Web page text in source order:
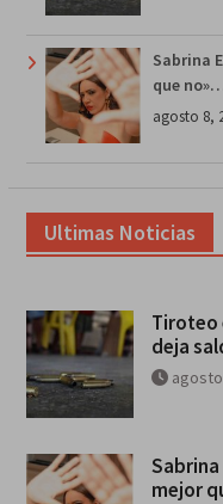
Sabrina
que
agosto 8,
Ultimas Noticias
Tiroteo
deja
Sabrina
mejor